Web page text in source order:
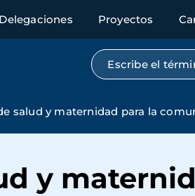
Delegaciones Proyectos
Búsqueda por
salud y maternidad para la
y